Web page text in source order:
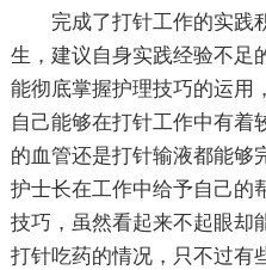
完成了打针工作的实践
生，建议自身实践经验不足
能彻底掌握护理技巧的运用
自己能够在打针工作中有着
的血管还是打针输液都能够
护士长在工作中给予自己的
技巧，虽然看起来不起眼却
打针吃药的情况，只不过有